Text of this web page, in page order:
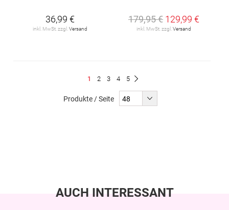
36,99 €
inkl. MwSt. zzgl. Versand
179,95 € 129,99 €
inkl. MwSt. zzgl. Versand
Du
1 Seite
2 Seite
3 Seite
4 Seite
5
Produkte / Seite
AUCH INTERESSANT